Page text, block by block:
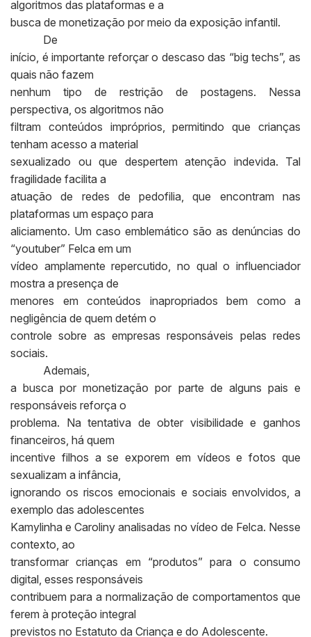
algoritmos das plataformas e a
busca de monetização por meio da exposição infantil.
De
início, é importante reforçar o descaso das “big techs”, as
quais não fazem
nenhum tipo de restrição de postagens. Nessa
perspectiva, os algoritmos não
filtram conteúdos impróprios, permitindo que crianças
tenham acesso a material
sexualizado ou que despertem atenção indevida. Tal
fragilidade facilita a
atuação de redes de pedofilia, que encontram nas
plataformas um espaço para
aliciamento. Um caso emblemático são as denúncias do
“youtuber” Felca em um
vídeo amplamente repercutido, no qual o influenciador
mostra a presença de
menores em conteúdos inapropriados bem como a
negligência de quem detém o
controle sobre as empresas responsáveis pelas redes
sociais.
Ademais,
a busca por monetização por parte de alguns pais e
responsáveis reforça o
problema. Na tentativa de obter visibilidade e ganhos
financeiros, há quem
incentive filhos a se exporem em vídeos e fotos que
sexualizam a infância,
ignorando os riscos emocionais e sociais envolvidos, a
exemplo das adolescentes
Kamylinha e Caroliny analisadas no vídeo de Felca. Nesse
contexto, ao
transformar crianças em “produtos” para o consumo
digital, esses responsáveis
contribuem para a normalização de comportamentos que
ferem à proteção integral
previstos no Estatuto da Criança e do Adolescente.